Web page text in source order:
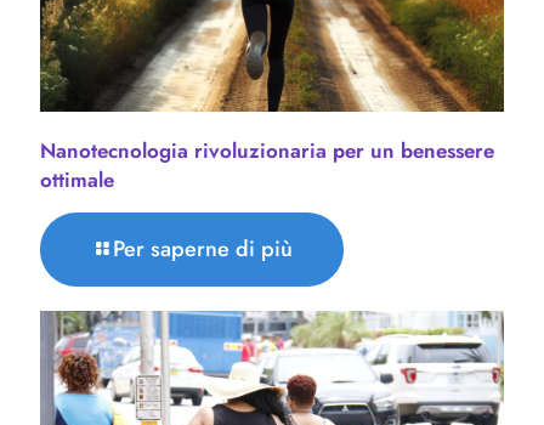
Nanotecnologia rivoluzionaria per un benessere
ottimale
Per saperne di più